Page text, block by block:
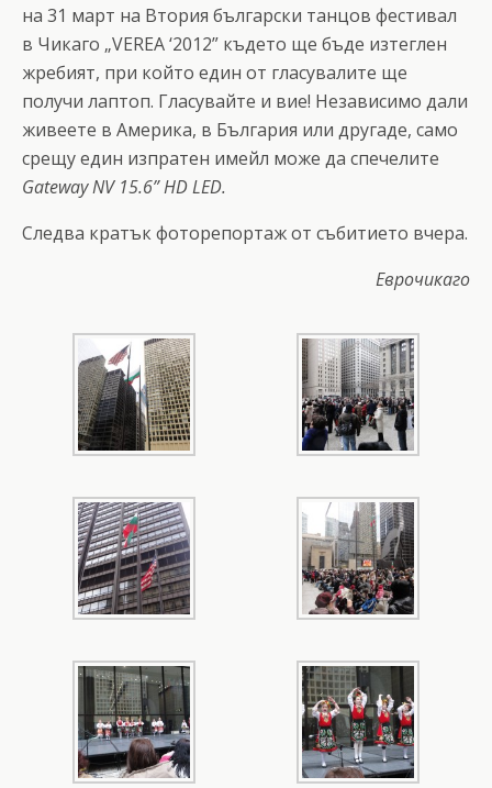
на 31 март на Втория български танцов фестивал
в Чикаго „VEREA ‘2012” където ще бъде изтеглен
жребият, при който един от гласувалите ще
получи лаптоп. Гласувайте и вие! Независимо дали
живеете в Америка, в България или другаде, само
срещу един изпратен имейл може да спечелите
Gateway NV 15.6” HD LED.
Следва кратък фоторепортаж от събитието вчера.
Еврочикаго